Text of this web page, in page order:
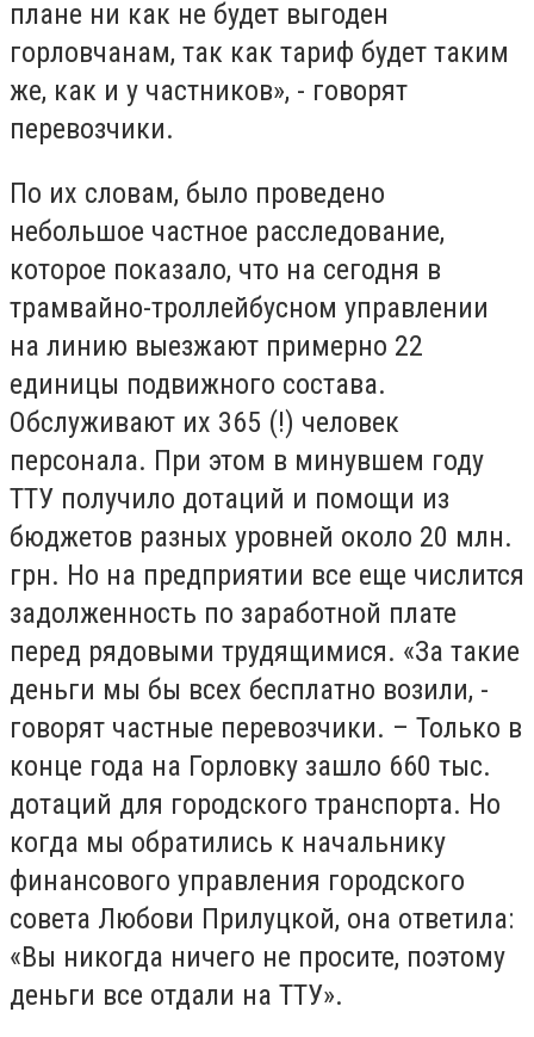
плане ни как не будет выгоден
горловчанам, так как тариф будет таким
же, как и у частников», - говорят
перевозчики.
По их словам, было проведено
небольшое частное расследование,
которое показало, что на сегодня в
трамвайно-троллейбусном управлении
на линию выезжают примерно 22
единицы подвижного состава.
Обслуживают их 365 (!) человек
персонала. При этом в минувшем году
ТТУ получило дотаций и помощи из
бюджетов разных уровней около 20 млн.
грн. Но на предприятии все еще числится
задолженность по заработной плате
перед рядовыми трудящимися. «За такие
деньги мы бы всех бесплатно возили, -
говорят частные перевозчики. – Только в
конце года на Горловку зашло 660 тыс.
дотаций для городского транспорта. Но
когда мы обратились к начальнику
финансового управления городского
совета Любови Прилуцкой, она ответила:
«Вы никогда ничего не просите, поэтому
деньги все отдали на ТТУ».